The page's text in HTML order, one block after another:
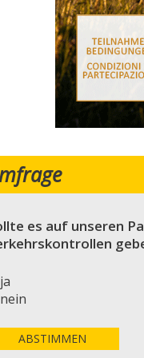
es auf unseren
ja
nein
ABSTIMMEN